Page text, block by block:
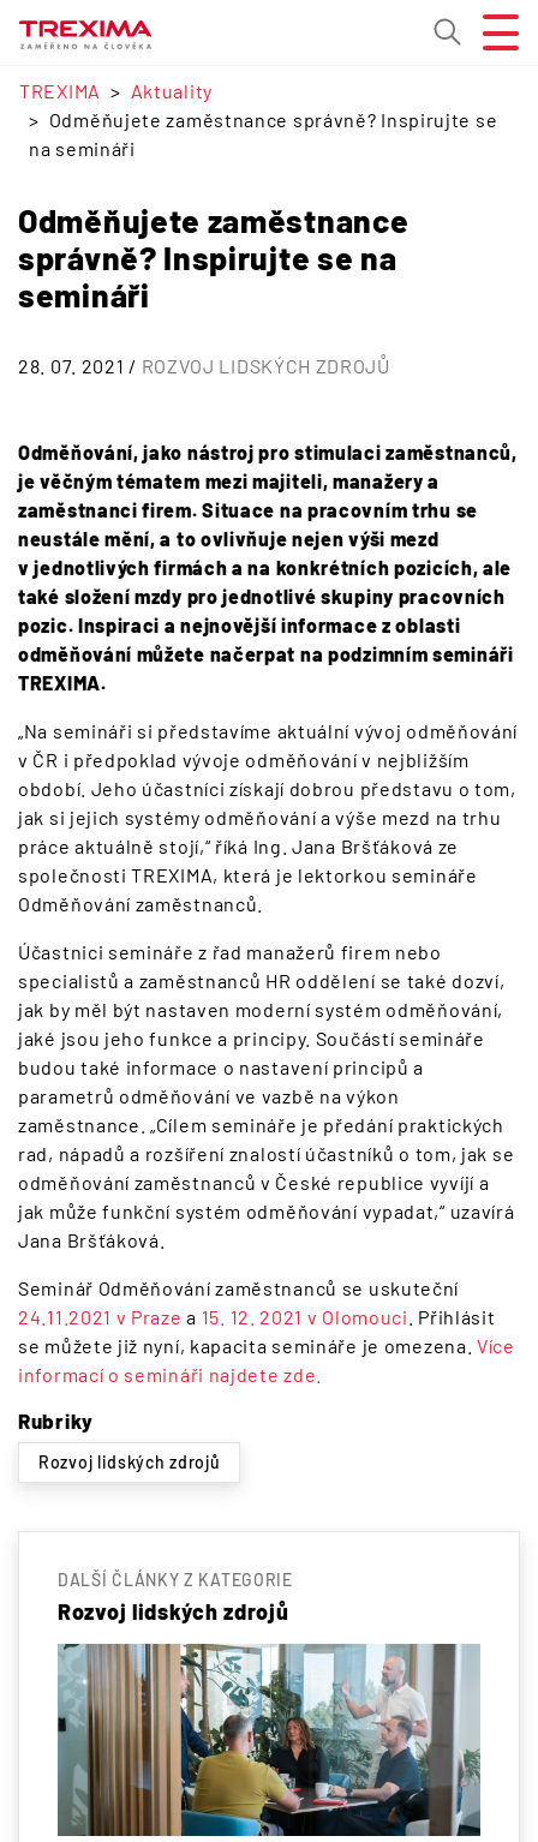
TREXIMA
Aktuality
Odměňujete zaměstnance správně? Inspirujte se
na semináři
Odměňujete zaměstnance
správně? Inspirujte se na
semináři
28. 07. 2021 / ROZVOJ LIDSKÝCH ZDROJŮ
Odměňování, jako nástroj pro stimulaci zaměstnanců,
je věčným tématem mezi majiteli, manažery a
zaměstnanci firem. Situace na pracovním trhu se
neustále mění, a to ovlivňuje nejen výši mezd
v jednotlivých firmách a na konkrétních pozicích, ale
také složení mzdy pro jednotlivé skupiny pracovních
pozic. Inspiraci a nejnovější informace z oblasti
odměňování můžete načerpat na podzimním semináři
TREXIMA.
„Na semináři si představíme aktuální vývoj odměňování
v ČR i předpoklad vývoje odměňování v nejbližším
období. Jeho účastníci získají dobrou představu o tom,
jak si jejich systémy odměňování a výše mezd na trhu
práce aktuálně stojí,“ říká Ing. Jana Bršťáková ze
společnosti TREXIMA, která je lektorkou semináře
Odměňování zaměstnanců.
Účastnici semináře z řad manažerů firem nebo
specialistů a zaměstnanců HR oddělení se také dozví,
jak by měl být nastaven moderní systém odměňování,
jaké jsou jeho funkce a principy. Součástí semináře
budou také informace o nastavení principů a
parametrů odměňování ve vazbě na výkon
zaměstnance. „Cílem semináře je předání praktických
rad, nápadů a rozšíření znalostí účastníků o tom, jak se
odměňování zaměstnanců v České republice vyvíjí a
jak může funkční systém odměňování vypadat,“ uzavírá
Jana Bršťáková.
Seminář Odměňování zaměstnanců se uskuteční
24.11.2021 v Praze a 15. 12. 2021 v Olomouci . Přihlásit
se můžete již nyní, kapacita semináře je omezena.Více
informací o semináři najdete zde.
Rubriky
Rozvoj lidských zdrojů
DALŠÍ ČLÁNKY Z KATEGORIE
Rozvoj lidských zdrojů